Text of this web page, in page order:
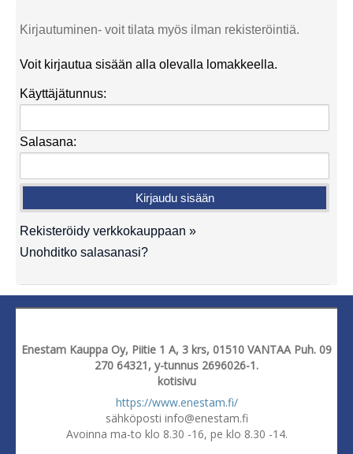
Kirjautuminen- voit tilata myös ilman rekisteröintiä.
Voit kirjautua sisään alla olevalla lomakkeella.
Käyttäjätunnus:
Salasana:
Rekisteröidy verkkokauppaan »
Unohditko salasanasi?
Enestam Kauppa Oy, Piitie 1 A, 3 krs, 01510 VANTAA Puh. 09
270 64321, y-tunnus 2696026-1.
kotisivu
https://www.enestam.fi/
sähköposti info@enestam.fi
Avoinna ma-to klo 8.30 -16, pe klo 8.30 -14.